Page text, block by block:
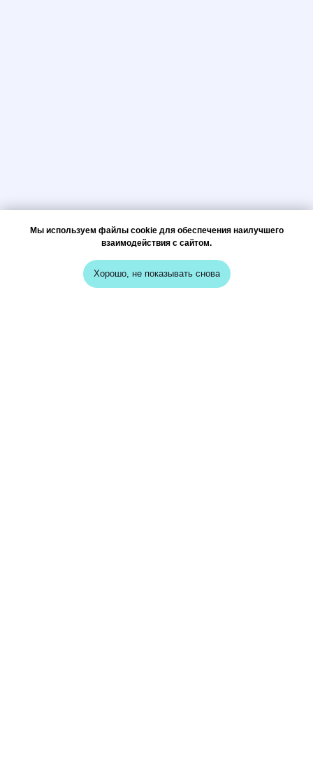
Мы используем файлы cookie для обеспечения наилучшего
взаимодействия с сайтом.
Хорошо, не показывать снова